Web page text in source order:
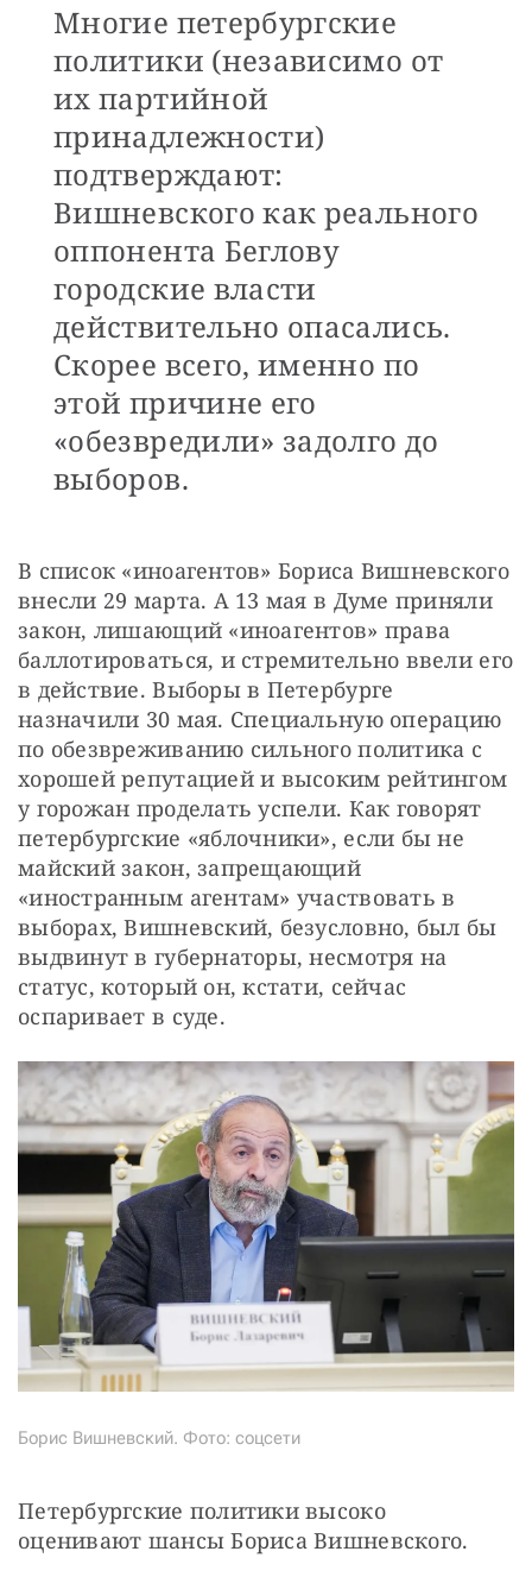
Многие петербургские
политики (независимо от
их партийной
принадлежности)
подтверждают:
Вишневского как реального
оппонента Беглову
городские власти
действительно опасались.
Скорее всего, именно по
этой причине его
«обезвредили» задолго до
выборов.
В список «иноагентов» Бориса Вишневского
внесли 29 марта. А 13 мая в Думе приняли
закон, лишающий «иноагентов» права
баллотироваться, и стремительно ввели его
в действие. Выборы в Петербурге
назначили 30 мая. Специальную операцию
по обезвреживанию сильного политика с
хорошей репутацией и высоким рейтингом
у горожан проделать успели. Как говорят
петербургские «яблочники», если бы не
майский закон, запрещающий
«иностранным агентам» участвовать в
выборах, Вишневский, безусловно, был бы
выдвинут в губернаторы, несмотря на
статус, который он, кстати, сейчас
оспаривает в суде.
Борис Вишневский. Фото: соцсети
Петербургские политики высоко
оценивают шансы Бориса Вишневского.